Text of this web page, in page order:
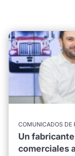
COMUNICADOS DE
Un
comerciales